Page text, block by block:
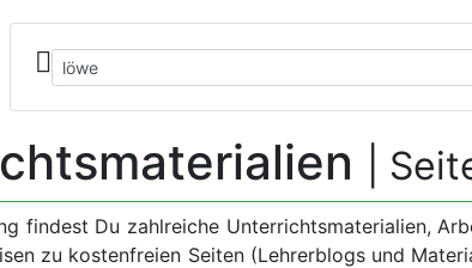
|
findest Du zahlreiche Unterrichtsmaterialien,
zu kostenfreien Seiten (Lehrerblogs und